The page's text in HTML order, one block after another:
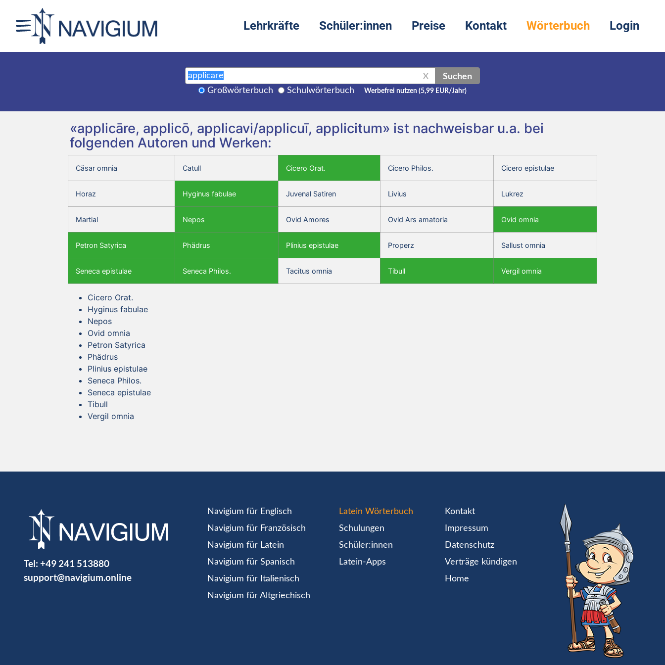
Lehrkräfte Schüler:innen Preise Kontakt Wörterbuch Login
X Suchen
Großwörterbuch Schulwörterbuch Werbefrei nutzen (5,99 EUR/Jahr)
«applicāre, applicō, applicavi/applicuī, applicitum» ist nachweisbar u.a. bei
folgenden Autoren und Werken:
Cäsar omnia Catull Cicero Orat. Cicero Philos. Cicero epistulae
Horaz Hyginus fabulae Juvenal Satiren Livius Lukrez
Martial Nepos Ovid Amores Ovid Ars amatoria Ovid omnia
Petron Satyrica Phädrus Plinius epistulae Properz Sallust omnia
Seneca epistulae Seneca Philos. Tacitus omnia Tibull Vergil omnia
Cicero Orat.
Hyginus fabulae
Nepos
Ovid omnia
Petron Satyrica
Phädrus
Plinius epistulae
Seneca Philos.
Seneca epistulae
Tibull
Vergil omnia
Tel: +49 241 513880
support@navigium.online
Navigium für Englisch
Navigium für Französisch
Navigium für Latein
Navigium für Spanisch
Navigium für Italienisch
Navigium für Altgriechisch
Latein Wörterbuch
Schulungen
Schüler:innen
Latein-Apps
Kontakt
Impressum
Datenschutz
Verträge kündigen
Home